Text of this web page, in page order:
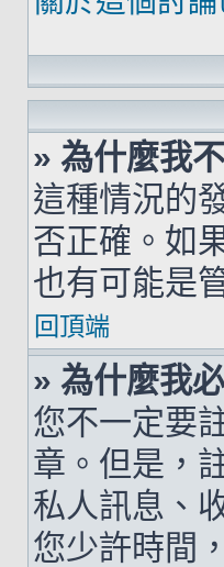
» 為什麼我
這種情況的
否正確。如
也有可能是
回頂端
» 為什麼我
您不一定要
章。但是，
私人訊息、
您少許時間